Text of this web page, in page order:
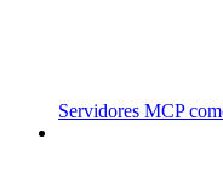
Servidores MCP